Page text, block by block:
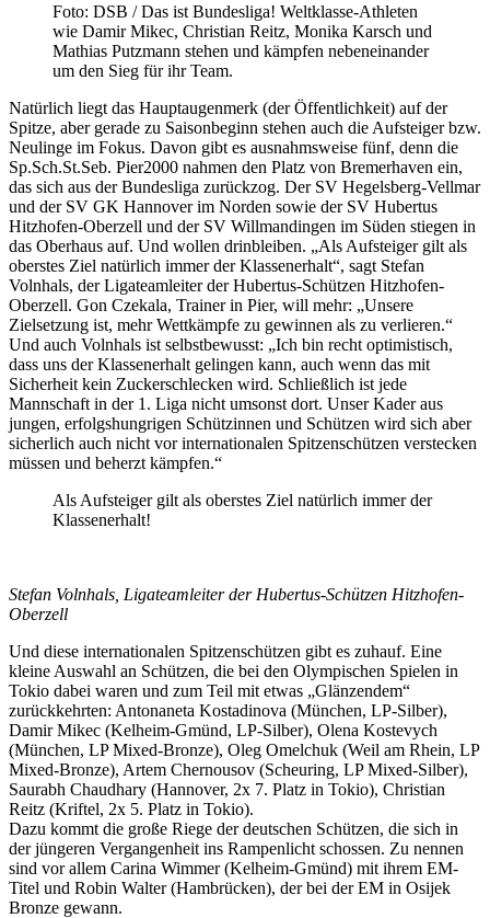
Foto: DSB / Das ist Bundesliga! Weltklasse-Athleten
wie Damir Mikec, Christian Reitz, Monika Karsch und
Mathias Putzmann stehen und kämpfen nebeneinander
um den Sieg für ihr Team.
Natürlich liegt das Hauptaugenmerk (der Öffentlichkeit) auf der
Spitze, aber gerade zu Saisonbeginn stehen auch die Aufsteiger bzw.
Neulinge im Fokus. Davon gibt es ausnahmsweise fünf, denn die
Sp.Sch.St.Seb. Pier2000 nahmen den Platz von Bremerhaven ein,
das sich aus der Bundesliga zurückzog. Der SV Hegelsberg-Vellmar
und der SV GK Hannover im Norden sowie der SV Hubertus
Hitzhofen-Oberzell und der SV Willmandingen im Süden stiegen in
das Oberhaus auf. Und wollen drinbleiben. „Als Aufsteiger gilt als
oberstes Ziel natürlich immer der Klassenerhalt“, sagt Stefan
Volnhals, der Ligateamleiter der Hubertus-Schützen Hitzhofen-
Oberzell. Gon Czekala, Trainer in Pier, will mehr: „Unsere
Zielsetzung ist, mehr Wettkämpfe zu gewinnen als zu verlieren.“
Und auch Volnhals ist selbstbewusst: „Ich bin recht optimistisch,
dass uns der Klassenerhalt gelingen kann, auch wenn das mit
Sicherheit kein Zuckerschlecken wird. Schließlich ist jede
Mannschaft in der 1. Liga nicht umsonst dort. Unser Kader aus
jungen, erfolgshungrigen Schützinnen und Schützen wird sich aber
sicherlich auch nicht vor internationalen Spitzenschützen verstecken
müssen und beherzt kämpfen.“
Als Aufsteiger gilt als oberstes Ziel natürlich immer der
Klassenerhalt!
Stefan Volnhals, Ligateamleiter der Hubertus-Schützen Hitzhofen-
Oberzell
Und diese internationalen Spitzenschützen gibt es zuhauf. Eine
kleine Auswahl an Schützen, die bei den Olympischen Spielen in
Tokio dabei waren und zum Teil mit etwas „Glänzendem“
zurückkehrten: Antonaneta Kostadinova (München, LP-Silber),
Damir Mikec (Kelheim-Gmünd, LP-Silber), Olena Kostevych
(München, LP Mixed-Bronze), Oleg Omelchuk (Weil am Rhein, LP
Mixed-Bronze), Artem Chernousov (Scheuring, LP Mixed-Silber),
Saurabh Chaudhary (Hannover, 2x 7. Platz in Tokio), Christian
Reitz (Kriftel, 2x 5. Platz in Tokio).
Dazu kommt die große Riege der deutschen Schützen, die sich in
der jüngeren Vergangenheit ins Rampenlicht schossen. Zu nennen
sind vor allem Carina Wimmer (Kelheim-Gmünd) mit ihrem EM-
Titel und Robin Walter (Hambrücken), der bei der EM in Osijek
Bronze gewann.